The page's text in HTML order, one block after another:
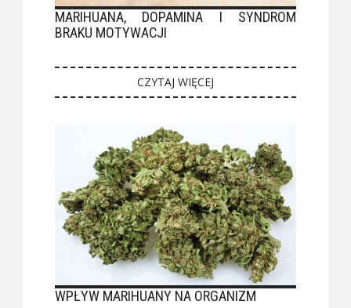
MARIHUANA, DOPAMINA I SYNDROM
BRAKU MOTYWACJI
CZYTAJ WIĘCEJ
WPŁYW MARIHUANY NA ORGANIZM